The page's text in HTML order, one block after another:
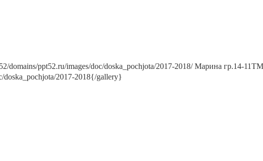
domains/ppt52.ru/images/doc/doska_pochjota/2017-2018/ Марина гр.14-
2017-2018{/gallery}